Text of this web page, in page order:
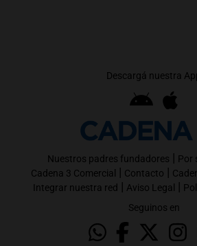
Descargá nuestra
Nuestros padres fundadores | Por
Cadena 3 Comercial | Contacto |
Integrar nuestra red | Aviso Legal |
Seguinos en